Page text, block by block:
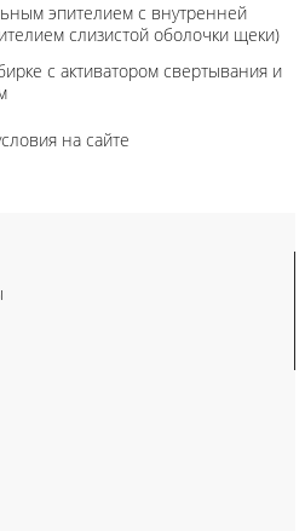
эпителием с внутренней
слизистой оболочки щеки)
с активатором свертывания и
на сайте